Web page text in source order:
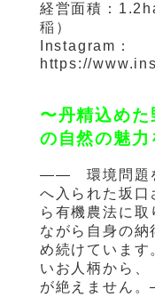
経営面積：
稲）
Instagram：
https://
〜丹精込め
の自然の魅力
—— 環境問題を
へ入られた坂口
ら有機農法に取
ながら自身の
め続けています
いお人柄から、
が絶えません